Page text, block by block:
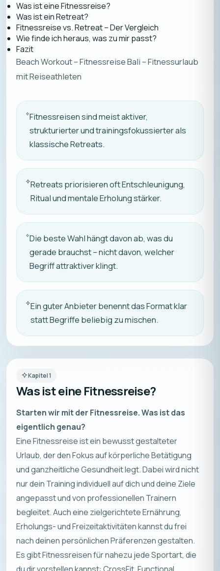
Was ist eine Fitnessreise?
Was ist ein Retreat?
Fitnessreise vs. Retreat – Der Vergleich
Wie finde ich heraus, was zu mir passt?
Fazit
Beach Workout – Fitnessreise Bali – Fitnessurlaub
mit Reiseathleten
Fitnessreisen sind meist aktiver,
strukturierter und trainingsfokussierter als
klassische Retreats.
Retreats priorisieren oft Entschleunigung,
Ritual und mentale Erholung stärker.
Die beste Wahl hängt davon ab, was du
gerade brauchst – nicht davon, welcher
Begriff attraktiver klingt.
Ein guter Anbieter benennt das Format klar
statt Begriffe beliebig zu mischen.
Kapitel1
Was ist eine Fitnessreise?
Starten wir mit der Fitnessreise. Was ist das
eigentlich genau?
Eine Fitnessreise ist ein bewusst gestalteter
Urlaub, der den Fokus auf körperliche Betätigung
und ganzheitliche Gesundheit legt. Dabei wird nicht
nur dein Training individuell auf dich und deine Ziele
angepasst und von professionellen Trainern
begleitet. Auch eine zielgerichtete Ernährung,
Erholungs- und Freizeitaktivitäten kannst du frei
nach deinen persönlichen Präferenzen gestalten.
Es gibt Fitnessreisen für nahezu jede Sportart, die